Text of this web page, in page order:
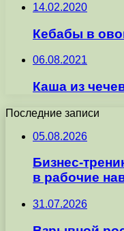
14.02.2020
Кебабы в
06.08.2021
Каша из
Последние записи
05.08.2026
Бизнес-
в рабочие
31.07.2026